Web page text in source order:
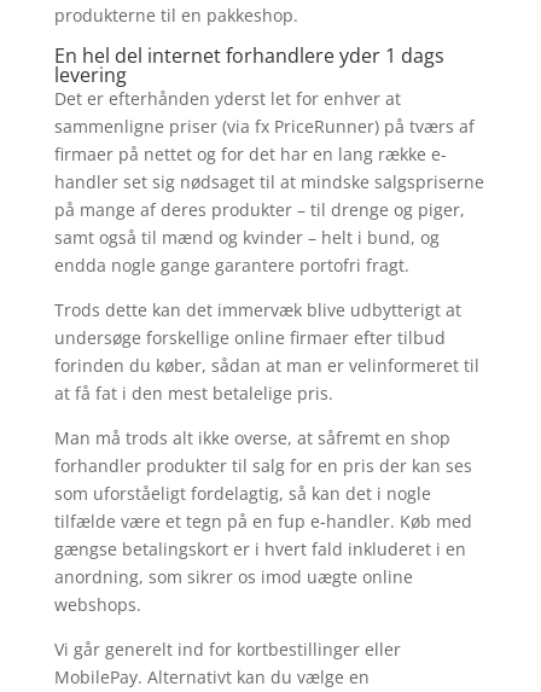
produkterne til en pakkeshop.
En hel del internet forhandlere yder 1 dags
levering
Det er efterhånden yderst let for enhver at
sammenligne priser (via fx PriceRunner) på tværs af
firmaer på nettet og for det har en lang række e-
handler set sig nødsaget til at mindske salgspriserne
på mange af deres produkter – til drenge og piger,
samt også til mænd og kvinder – helt i bund, og
endda nogle gange garantere portofri fragt.
Trods dette kan det immervæk blive udbytterigt at
undersøge forskellige online firmaer efter tilbud
forinden du køber, sådan at man er velinformeret til
at få fat i den mest betalelige pris.
Man må trods alt ikke overse, at såfremt en shop
forhandler produkter til salg for en pris der kan ses
som uforståeligt fordelagtig, så kan det i nogle
tilfælde være et tegn på en fup e-handler. Køb med
gængse betalingskort er i hvert fald inkluderet i en
anordning, som sikrer os imod uægte online
webshops.
Vi går generelt ind for kortbestillinger eller
MobilePay. Alternativt kan du vælge en